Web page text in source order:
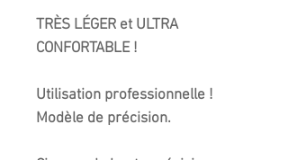
TRÈS LÉGER et ULTRA
CONFORTABLE !
Utilisation professionnelle !
Modèle de précision.